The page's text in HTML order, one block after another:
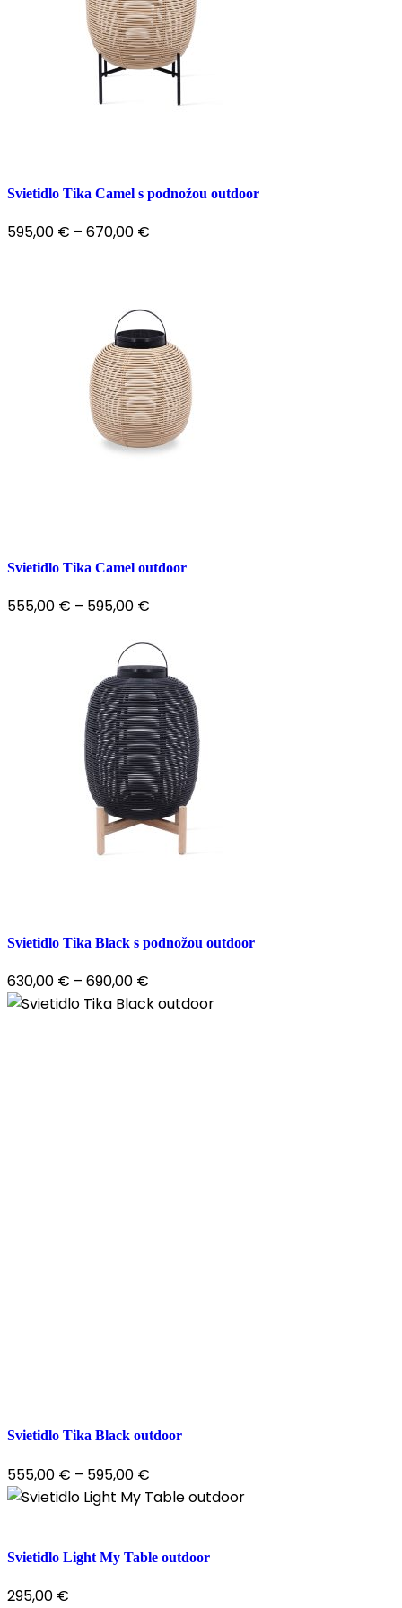
Svietidlo Tika Camel s podnožou outdoor
595,00 € – 670,00 €
Svietidlo Tika Camel outdoor
555,00 € – 595,00 €
Svietidlo Tika Black s podnožou outdoor
630,00 € – 690,00 €
Svietidlo Tika Black outdoor
555,00 € – 595,00 €
Svietidlo Light My Table outdoor
295,00 €